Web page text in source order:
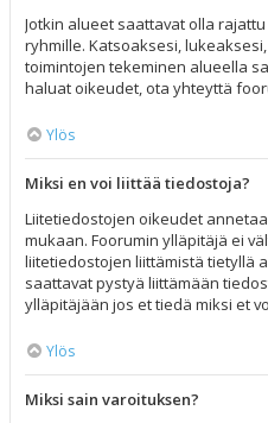
Jotkin alueet saattavat olla
ryhmille. Katsoaksesi,
toimintojen tekeminen alueella
haluat oikeudet, ota yhteyttä
Ylös
Miksi en voi liittää tiedostoja?
Liitetiedostojen oikeudet
mukaan. Foorumin ylläpitäjä ei
liitetiedostojen liittämistä tietyllä
saattavat pystyä liittämään
ylläpitäjään jos et tiedä miksi et
Ylös
Miksi sain varoituksen?